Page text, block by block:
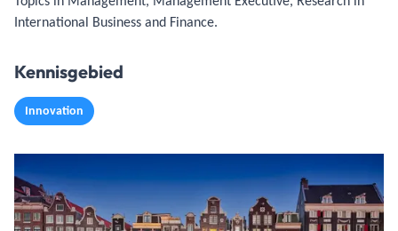
International Business and Finance.
Kennisgebied
Innovation